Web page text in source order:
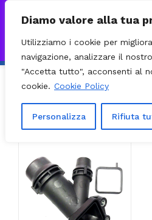
Diamo valore alla tua
Utilizziamo i cookie per
navigazione, analizzare il
"Accetta tutto", acconsenti al
cookie. Cookie Policy
Personalizza Rifiuta
VISITA IL NOSTRO E-COMMERCE
INVIATE CON CORRIERE DHL
Visualizzazione del risultato
Filter